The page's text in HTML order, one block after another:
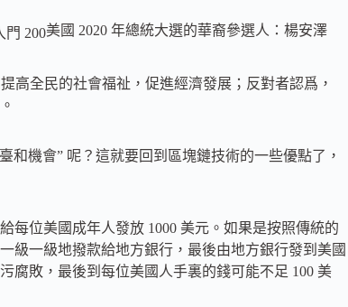
美國 2020 年總統大選的華裔參選人：楊安澤
高全民的社會福祉，促進經濟發展；反對者認爲，
和機會” 呢？這就要回到區塊鏈技術的一些優點了，
每位美國成年人發放 1000 美元。如果是按照傳統的
級一級地撥款給地方銀行，最後由地方銀行發到美國
腐敗，最後到每位美國人手裏的錢可能不足 100 美